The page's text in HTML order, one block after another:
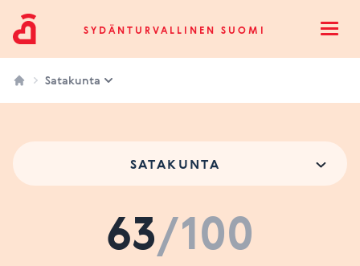
Sydänturvallinen SuomiSYDÄNTURVALLINEN SUOMI
Satakunta
SATAKUNTA
63/100